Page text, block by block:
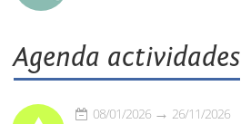
Agenda actividades
08/01/2026 26/11/2026